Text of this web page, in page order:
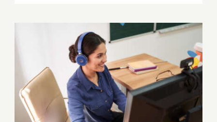
Lieferkettensorgfaltspflichtengesetz –
Online-Seminar mit Jelena Nikolić am 4. März